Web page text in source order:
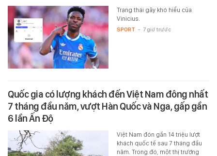
Trạng thái gây khó hiểu của
Vinicius.
SPORT - 7 giờ trước
Quốc gia có lượng khách đến Việt Nam đông nhất
7 tháng đầu năm, vượt Hàn Quốc và Nga, gấp gần
6 lần Ấn Độ
Việt Nam đón gần 14 triệu lượt
khách quốc tế sau 7 tháng đầu
năm. Trong đó, một thị trường